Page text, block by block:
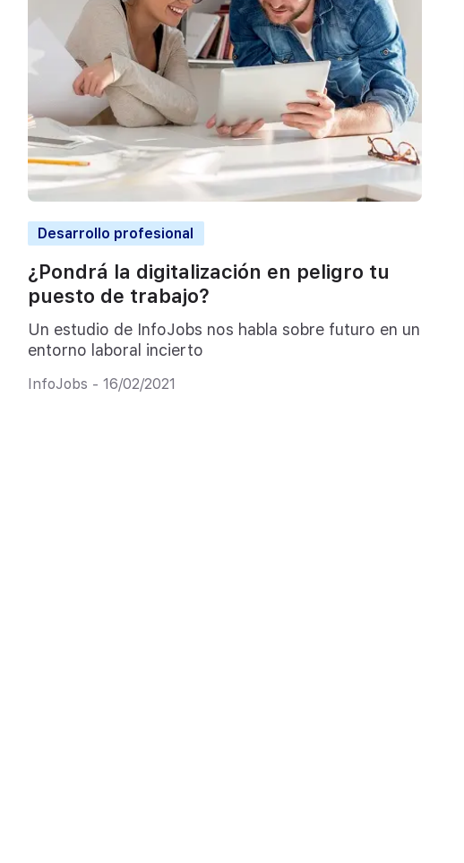
Desarrollo profesional
¿Pondrá la digitalización en peligro tu
puesto de trabajo?
Un estudio de InfoJobs nos habla sobre futuro en un
entorno laboral incierto
InfoJobs - 16/02/2021